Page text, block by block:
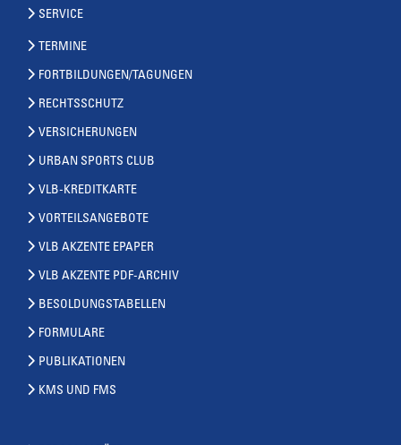
SERVICE
TERMINE
FORTBILDUNGEN/TAGUNGEN
RECHTSSCHUTZ
VERSICHERUNGEN
URBAN SPORTS CLUB
VLB-KREDITKARTE
VORTEILSANGEBOTE
VLB AKZENTE EPAPER
VLB AKZENTE PDF-ARCHIV
BESOLDUNGSTABELLEN
FORMULARE
PUBLIKATIONEN
KMS UND FMS